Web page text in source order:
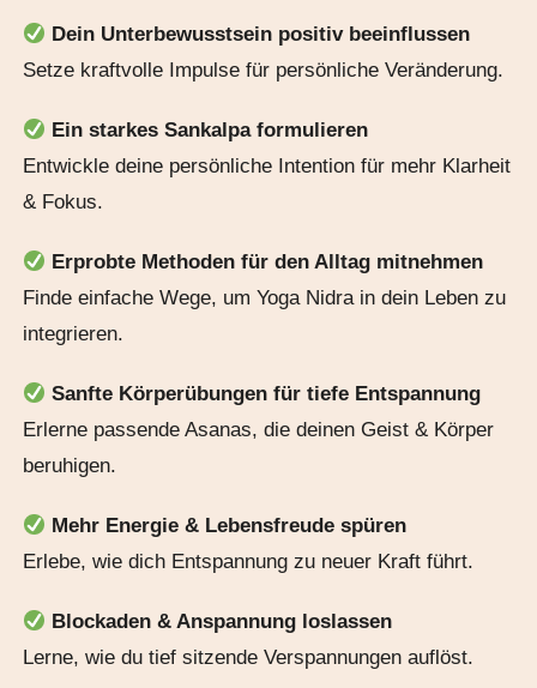
Dein Unterbewusstsein positiv beeinflussen
Setze kraftvolle Impulse für persönliche Veränderung.
Ein starkes Sankalpa formulieren
Entwickle deine persönliche Intention für mehr Klarheit
& Fokus.
Erprobte Methoden für den Alltag mitnehmen
Finde einfache Wege, um Yoga Nidra in dein Leben zu
integrieren.
Sanfte Körperübungen für tiefe Entspannung
Erlerne passende Asanas, die deinen Geist & Körper
beruhigen.
Mehr Energie & Lebensfreude spüren
Erlebe, wie dich Entspannung zu neuer Kraft führt.
Blockaden & Anspannung loslassen
Lerne, wie du tief sitzende Verspannungen auflöst.